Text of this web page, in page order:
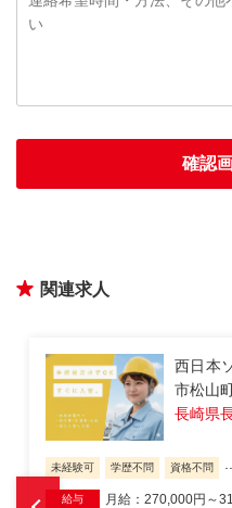
関連求人
西日本
市松山
長崎県
未経験可 学歴不問 資格不問
給与 月給：270,000円～